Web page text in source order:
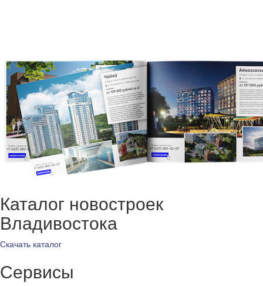
Каталог новостроек
Владивостока
Скачать каталог
Сервисы